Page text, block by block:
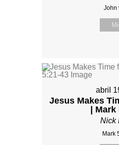
John
abril
Jesus Makes
|
Nick
Mark